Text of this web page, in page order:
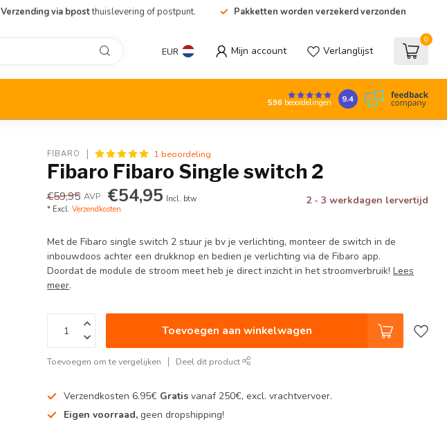
Verzending via bpostthuislevering of postpunt. Pakketten worden verzekerd verzonden
EUR Mijn account Verlanglijst
0
596beoordelingen 9.4
FIBARO 1 beoordeling
Fibaro Fibaro Single switch 2
€59,95 AVP €54,95 Incl. btw
* Excl.Verzendkosten
2 - 3 werkdagen lervertijd
Met de Fibaro single switch 2 stuur je bv je verlichting, monteer de switch in de
inbouwdoos achter een drukknop en bedien je verlichting via de Fibaro app.
Doordat de module de stroom meet heb je direct inzicht in het stroomverbruik!Lees
meer.
Toevoegen aan winkelwagen
Toevoegen om te vergelijken Deel dit product
Verzendkosten 6.95€ Gratis vanaf 250€, excl. vrachtvervoer.
Eigen voorraad,geen dropshipping!